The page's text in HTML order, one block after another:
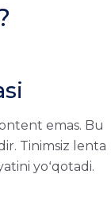
emas. Bu
Tinimsiz lenta
yoʻqotadi.